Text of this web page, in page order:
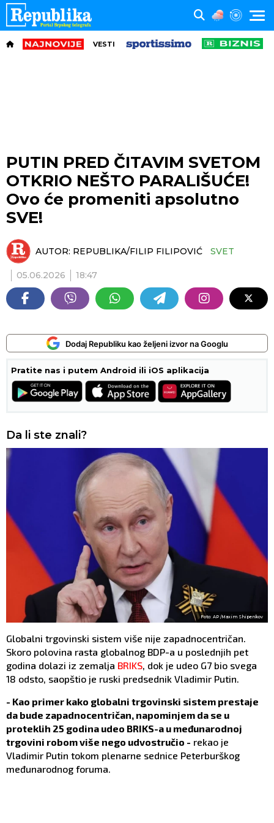
VESTI
PUTIN PRED ČITAVIM SVETOM
OTKRIO NEŠTO PARALIŠUĆE!
Ovo će promeniti apsolutno
SVE!
AUTOR: REPUBLIKA/FILIP FILIPOVIĆ SVET
05.06.2026 18:47
Dodaj Republiku kao željeni izvor na Googlu
Pratite nas i putem Android ili iOS aplikacija
Da li ste znali?
Foto: AP /Maxim Shipenkov
Globalni trgovinski sistem više nije zapadnocentričan.
Skoro polovina rasta globalnog BDP-a u poslednjih pet
godina dolazi iz zemalja BRIKS, dok je udeo G7 bio svega
18 odsto, saopštio je ruski predsednik Vladimir Putin.
- Kao primer kako globalni trgovinski sistem prestaje
da bude zapadnocentričan, napominjem da se u
proteklih 25 godina udeo BRIKS-a u međunarodnoj
trgovini robom više nego udvostručio - rekao je
Vladimir Putin tokom plenarne sednice Peterburškog
međunarodnog foruma.